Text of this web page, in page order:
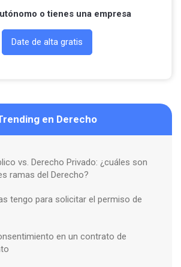
o tienes una empresa
Date de alta gratis
en Derecho
vs. Derecho Privado: ¿cuáles son
ramas del Derecho?
tengo para solicitar el permiso de
en un contrato de